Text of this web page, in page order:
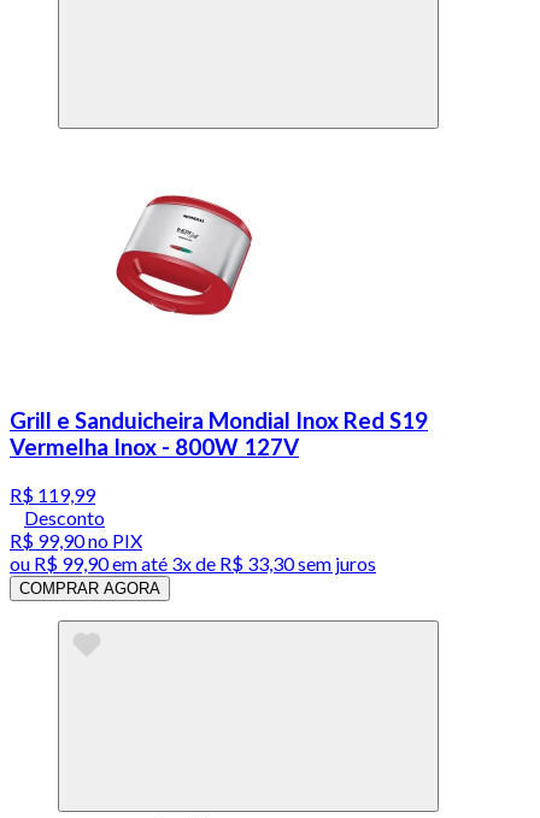
Grill e Sanduicheira Mondial Inox Red S19
Vermelha Inox - 800W 127V
R$ 119,99
Desconto
R$ 99,90no PIX
ou R$ 99,90em até 3x de R$ 33,30 sem juros
COMPRAR AGORA